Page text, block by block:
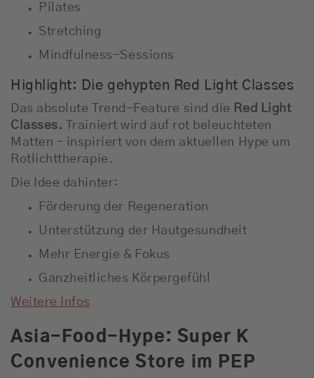
Pilates
Stretching
Mindfulness-Sessions
Highlight: Die gehypten Red Light Classes
Das absolute Trend-Feature sind die Red Light
Classes. Trainiert wird auf rot beleuchteten
Matten – inspiriert von dem aktuellen Hype um
Rotlichttherapie.
Die Idee dahinter:
Förderung der Regeneration
Unterstützung der Hautgesundheit
Mehr Energie & Fokus
Ganzheitliches Körpergefühl
Weitere Infos
Asia-Food-Hype: Super K
Convenience Store im PEP